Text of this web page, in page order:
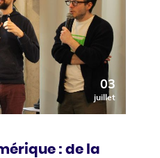
03
juillet
: de la